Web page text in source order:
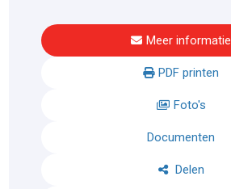
Meer informatie
PDF printen
Foto's
Documenten
Delen